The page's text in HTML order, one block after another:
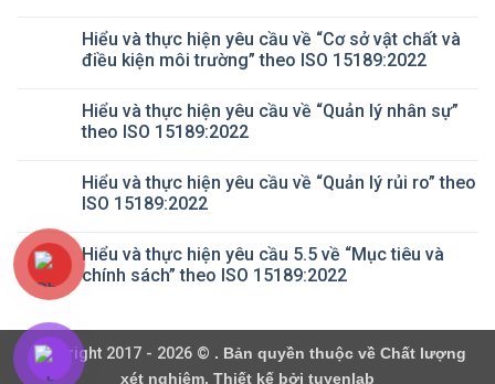
bình
luận
ở
Hỗ
trợ
Duy
phục,
Vận
hành
tiến
Hệ
thống
lượng
ISO
15189:2022
Hiểu và thực hiện yêu cầu về “Cơ sở vật chất và
điều kiện môi trường” theo ISO 15189:2022
bình
luận
ở
thực
hiện
yêu
“Cơ
sở
vật
kiện
môi
trường”
Hiểu và thực hiện yêu cầu về “Quản lý nhân sự”
theo ISO 15189:2022
bình
luận
ở
thực
hiện
yêu
lý
nhân
sự”
Hiểu và thực hiện yêu cầu về “Quản lý rủi ro” theo
ISO 15189:2022
bình
luận
ở
hiện
yêu
cầu
Hiểu và thực hiện yêu cầu 5.5 về “Mục tiêu và
chính sách” theo ISO 15189:2022
bình
luận
ở
Hiểu
Copyright 2017 - 2026 © . Bản quyền thuộc về Chất lượng
xét nghiệm. Thiết kế bởi tuyenlab